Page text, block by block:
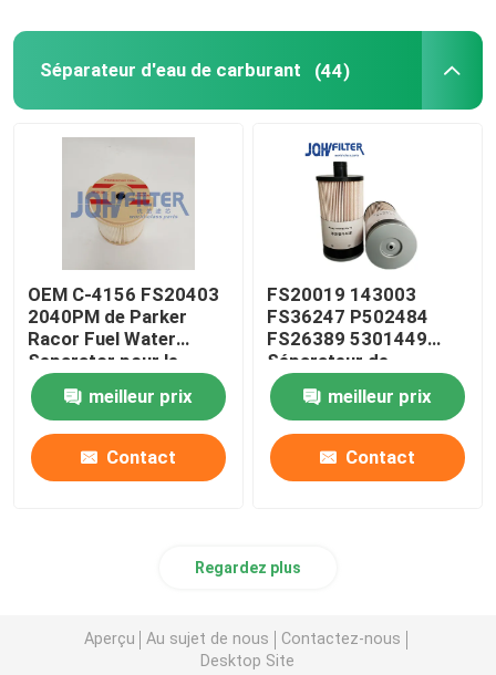
Séparateur d'eau de carburant (44)
OEM C-4156 FS20403
2040PM de Parker
Racor Fuel Water
Separator pour le
moteur
meilleur prix
Contact
FS20019 143003
FS36247 P502484
FS26389 5301449
Séparateur de
carburant Filtre de
séparateur de
carburant
meilleur prix
Contact
Regardez plus
Aperçu Au sujet de nous
Contactez-nous
Desktop Site